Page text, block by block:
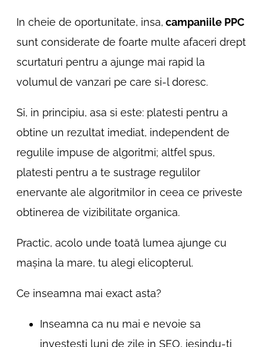
In cheie de oportunitate, insa, campaniile PPC
sunt considerate de foarte multe afaceri drept
scurtaturi pentru a ajunge mai rapid la
volumul de vanzari pe care si-l doresc.
Si, in principiu, asa si este: platesti pentru a
obtine un rezultat imediat, independent de
regulile impuse de algoritmi; altfel spus,
platesti pentru a te sustrage regulilor
enervante ale algoritmilor in ceea ce priveste
obtinerea de vizibilitate organica.
Practic, acolo unde toată lumea ajunge cu
mașina la mare, tu alegi elicopterul.
Ce inseamna mai exact asta?
Inseamna ca nu mai e nevoie sa
investesti luni de zile in SEO, iesindu-ti